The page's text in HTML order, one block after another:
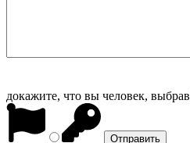
докажите, что вы человек, выбрав